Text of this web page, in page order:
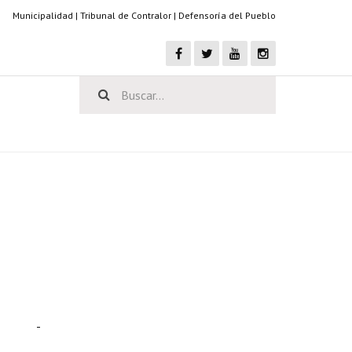
Municipalidad | Tribunal de Contralor | Defensoría del Pueblo